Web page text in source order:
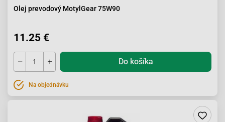
Olej prevodový MotylGear 75W90
11.25 €
Do košíka
Na objednávku